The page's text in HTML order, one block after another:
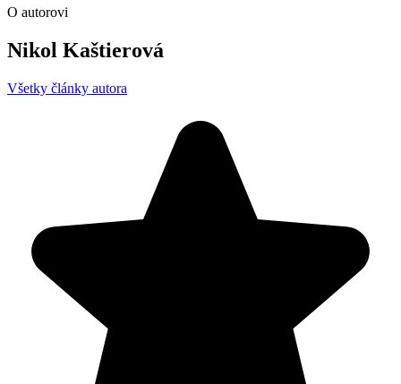
O autorovi
Nikol Kaštierová
Všetky články autora